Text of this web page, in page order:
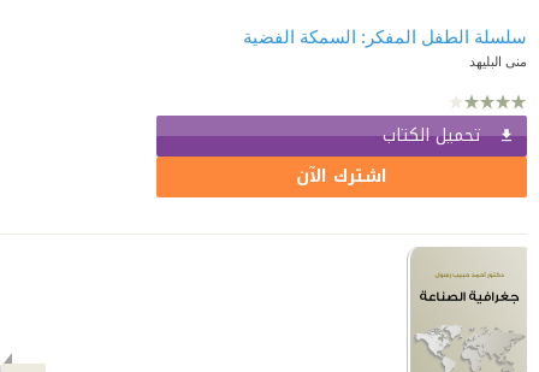
سلسلة الطفل المفكر: السمكة الفضية
منى البليهد
تحميل الكتاب
اشترك الآن